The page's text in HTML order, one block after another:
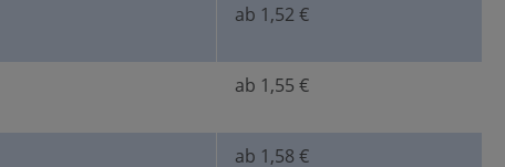
ab 1,52 €
ab 1,55 €
ab 1,58 €